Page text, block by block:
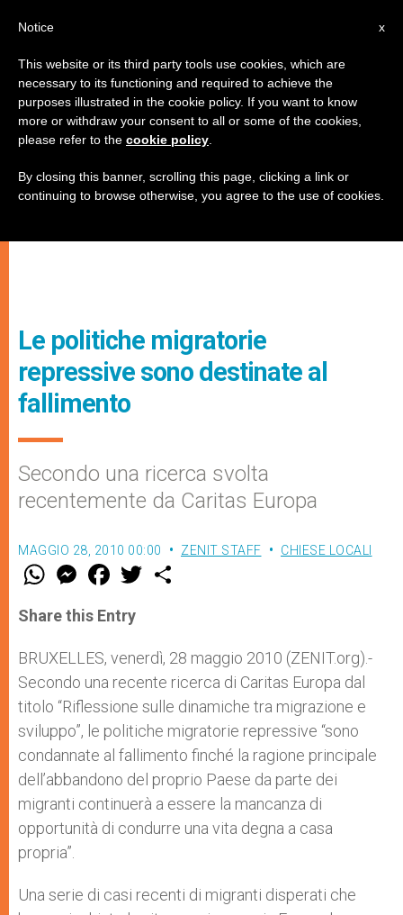
Le politiche migratorie
repressive sono destinate al
fallimento
Secondo una ricerca svolta
recentemente da Caritas Europa
MAGGIO 28, 2010 00:00 ZENIT STAFF CHIESE LOCALI
W
t
s
p
p
M
e
s
e
g
e
r
F
a
e
b
o
k
w
r
Share this Entry
BRUXELLES, venerdì, 28 maggio 2010 (ZENIT.org).-
Secondo una recente ricerca di Caritas Europa dal
titolo “Riflessione sulle dinamiche tra migrazione e
sviluppo”, le politiche migratorie repressive “sono
condannate al fallimento finché la ragione principale
dell’abbandono del proprio Paese da parte dei
migranti continuerà a essere la mancanza di
opportunità di condurre una vita degna a casa
propria”.
Una serie di casi recenti di migranti disperati che
x
Notice
This website or its third party tools use cookies, which are
necessary to its functioning and required to achieve the
purposes illustrated in the cookie policy. If you want to know
more or withdraw your consent to all or some of the cookies,
please refer to the cookie policy
By closing this banner, scrolling this page, clicking a link or
continuing to browse otherwise, you agree to the use of cookies.